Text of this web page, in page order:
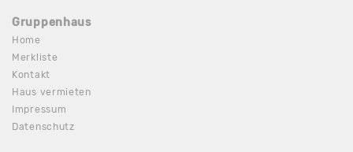
Gruppenhaus
Home
Merkliste
Kontakt
Haus vermieten
Impressum
Datenschutz